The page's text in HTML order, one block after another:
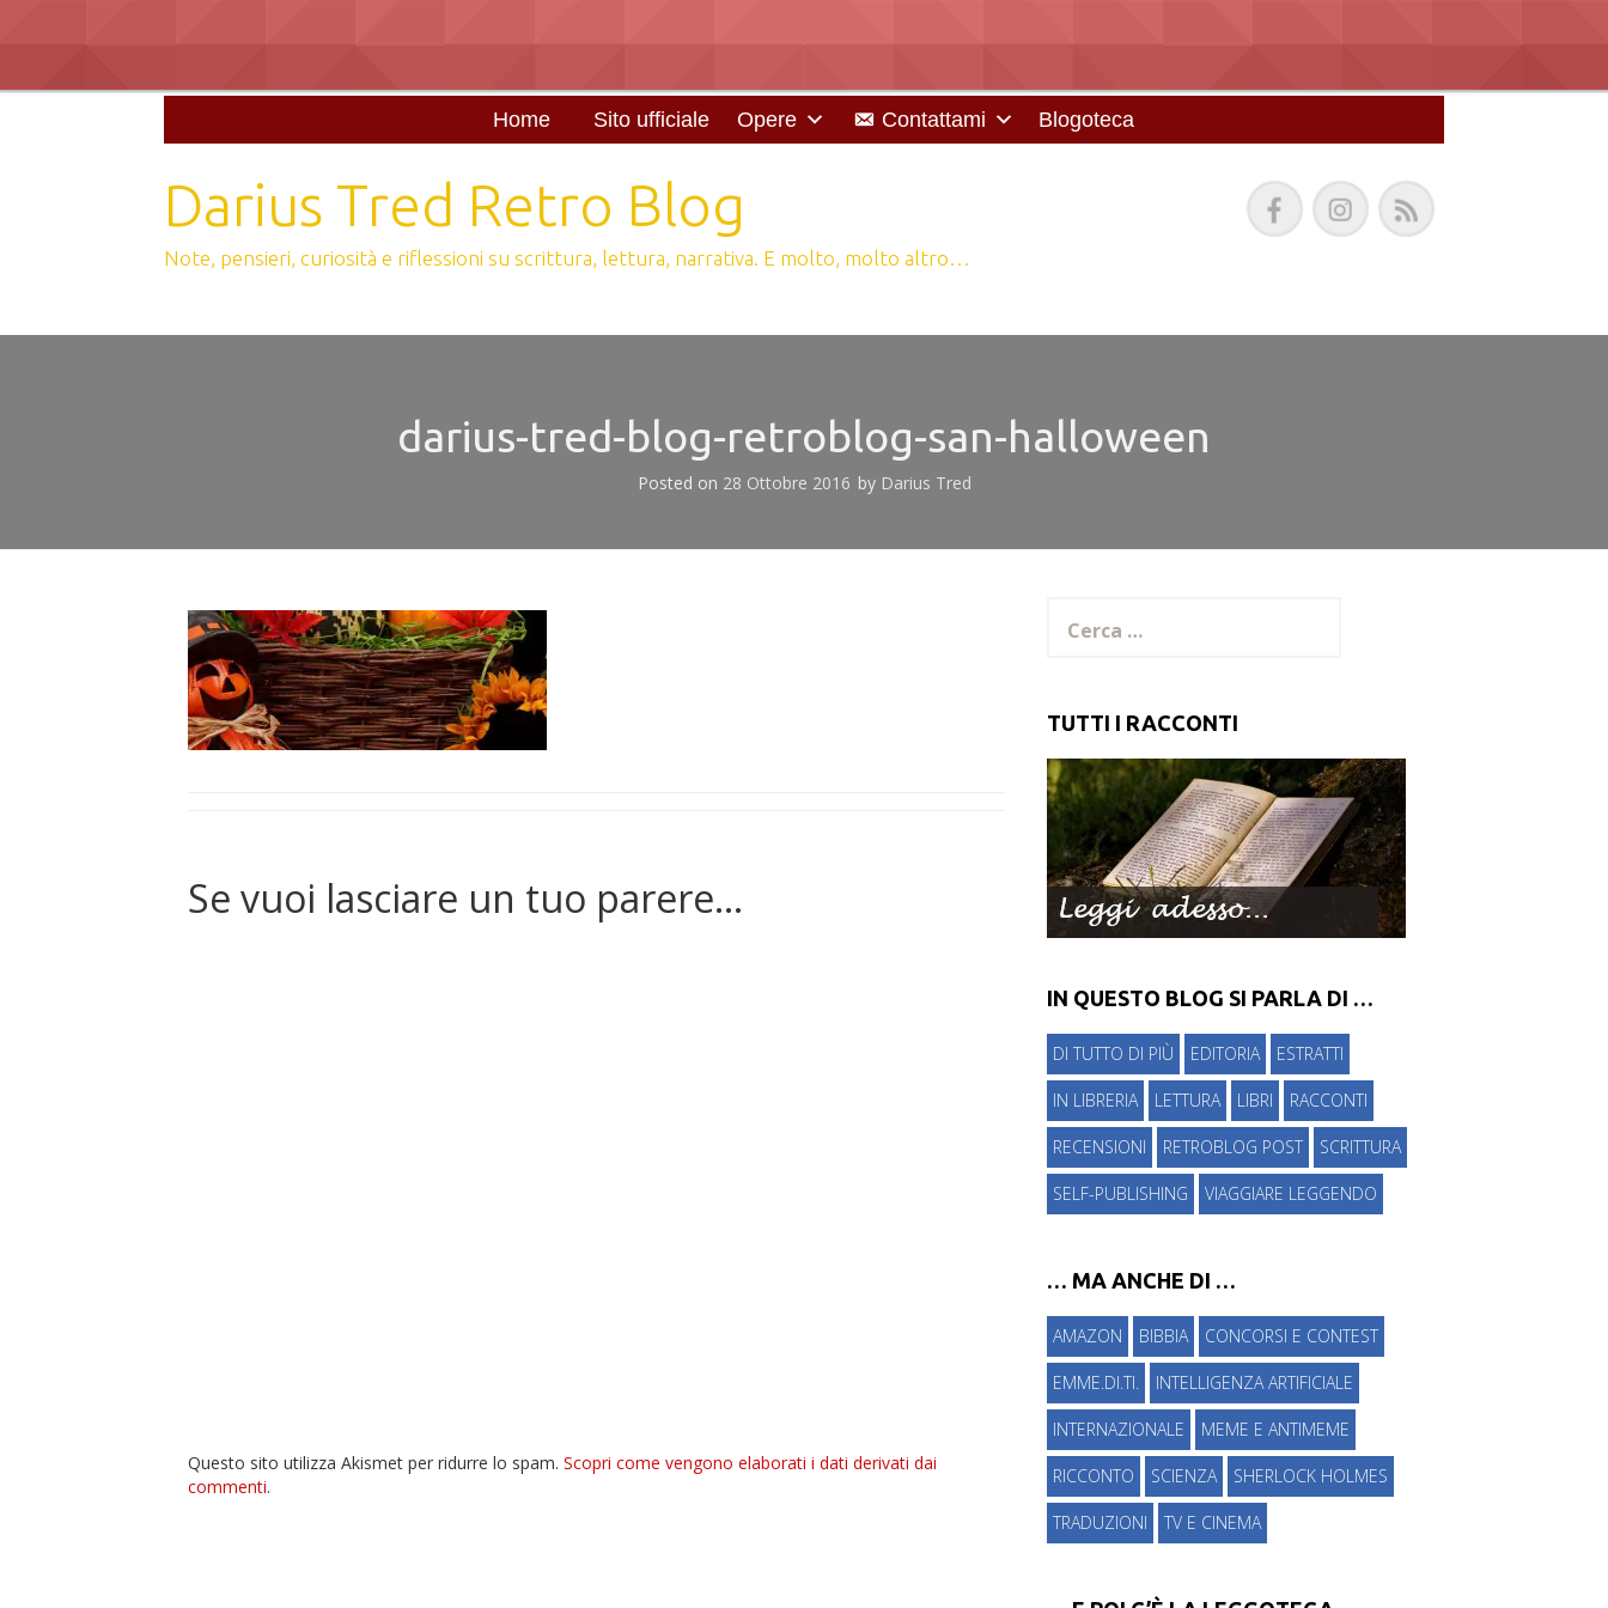
Home Sito ufficiale Opere Contattami Blogoteca
Darius Tred Retro Blog
Note, pensieri, curiosità e riflessioni su scrittura, lettura, narrativa. E molto, molto altro…
darius-tred-blog-retroblog-san-halloween
Posted on 28 Ottobre 2016 by Darius Tred
Se vuoi lasciare un tuo parere...
Questo sito utilizza Akismet per ridurre lo spam. Scopri come vengono elaborati i dati derivati dai
commenti.
per:
TUTTI I RACCONTI
IN QUESTO BLOG SI PARLA DI …
DI TUTTO DI PIÙ EDITORIA ESTRATTI
IN LIBRERIA LETTURA LIBRI RACCONTI
RECENSIONI RETROBLOG POST SCRITTURA
SELF-PUBLISHING VIAGGIARE LEGGENDO
… MA ANCHE DI …
AMAZON BIBBIA CONCORSI E CONTEST
EMME.DI.TI. INTELLIGENZA ARTIFICIALE
INTERNAZIONALE MEME E ANTIMEME
RICCONTO SCIENZA SHERLOCK HOLMES
TRADUZIONI TV E CINEMA